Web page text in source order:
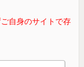
自身のサイトで存